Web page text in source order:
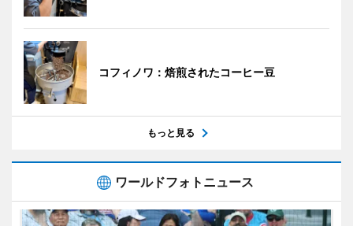
コフィノワ：焙煎されたコーヒー豆
もっと見る
ワールドフォトニュース